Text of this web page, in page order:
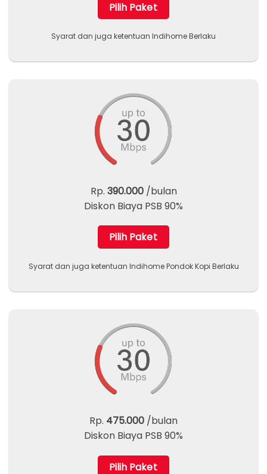
Pilih Paket
Syarat dan juga ketentuan Indihome Berlaku
Rp. 390.000/bulan
Diskon Biaya PSB 90%
Pilih Paket
Syarat dan juga ketentuan Indihome Pondok Kopi Berlaku
Rp. 475.000 /bulan
Diskon Biaya PSB 90%
Pilih Paket